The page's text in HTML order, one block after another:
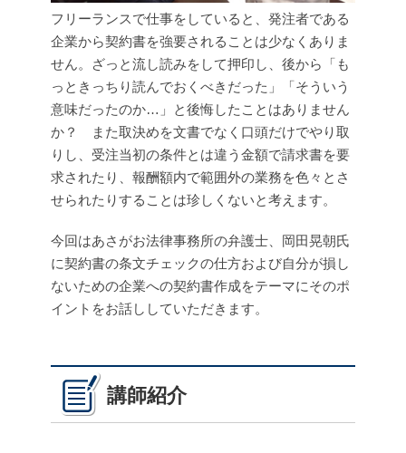
フリーランスで仕事をしていると、発注者である
企業から契約書を強要されることは少なくありま
せん。ざっと流し読みをして押印し、後から「も
っときっちり読んでおくべきだった」「そういう
意味だったのか…」と後悔したことはありません
か？ また取決めを文書でなく口頭だけでやり取
りし、受注当初の条件とは違う金額で請求書を要
求されたり、報酬額内で範囲外の業務を色々とさ
せられたりすることは珍しくないと考えます。
今回はあさがお法律事務所の弁護士、岡田晃朝氏
に契約書の条文チェックの仕方および自分が損し
ないための企業への契約書作成をテーマにそのポ
イントをお話ししていただきます。
講師紹介